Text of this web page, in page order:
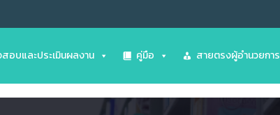
อบและประเมินผลงาน คู่มือ สายตรงผู้อำนวยการ